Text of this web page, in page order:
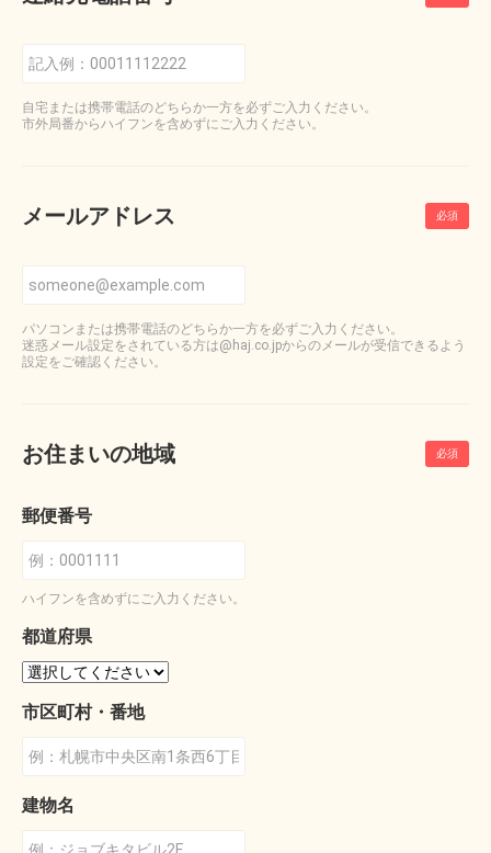
自宅または携帯電話のどちらか一方を必ずご入力ください。
市外局番からハイフンを含めずにご入力ください。
メールアドレス
パソコンまたは携帯電話のどちらか一方を必ずご入力ください。
迷惑メール設定をされている方は@haj.co.jpからのメールが受信できるよう
設定をご確認ください。
お住まいの地域
郵便番号
ハイフンを含めずにご入力ください。
都道府県
市区町村・番地
建物名